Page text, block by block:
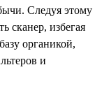
Следуя этому
сканер, избегая
органикой,
и